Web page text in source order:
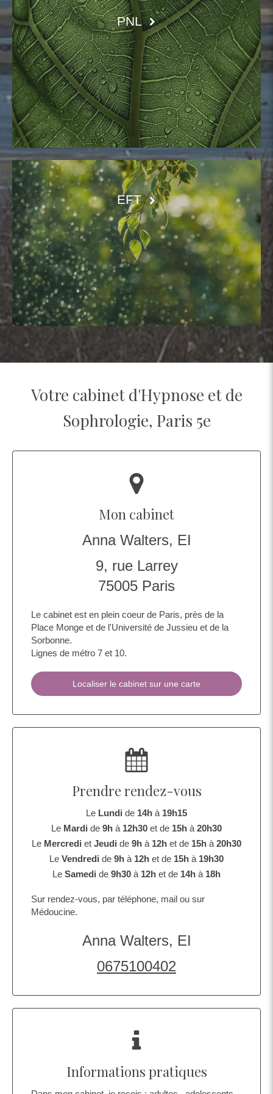
PNL
EFT
Votre cabinet d'Hypnose et de
Sophrologie, Paris 5e
Mon cabinet
Anna Walters, EI
9, rue Larrey
75005 Paris
Le cabinet est en plein coeur de Paris, près de la
Place Monge et de l'Université de Jussieu et de la
Sorbonne.
Lignes de métro 7 et 10.
Localiser le cabinet sur une carte
Prendre rendez-vous
Le Lundi de 14h à 19h15
Le Mardi de 9h à 12h30 et de 15h à 20h30
Le Mercredi et Jeudi de 9h à 12h et de 15h à 20h30
Le Vendredi de 9h à 12h et de 15h à 19h30
Le Samedi de 9h30 à 12h et de 14h à 18h
Sur rendez-vous, par téléphone, mail ou sur
Médoucine.
Anna Walters, EI
0675100402
Informations pratiques